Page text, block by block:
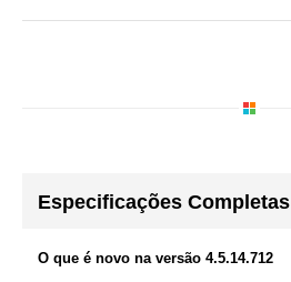
Especificações Completas
O que é novo na versão 4.5.14.712